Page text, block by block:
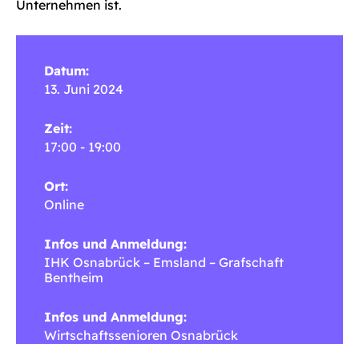
Unternehmen ist.
Datum:
13. Juni 2024
Zeit:
17:00 - 19:00
Ort:
Online
Infos und Anmeldung:
IHK Osnabrück – Emsland – Grafschaft
Bentheim
Infos und Anmeldung:
Wirtschaftssenioren Osnabrück